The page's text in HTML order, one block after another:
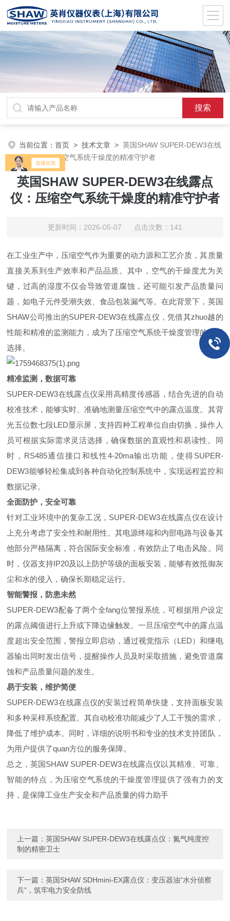
当前位置：首页 >技术文章 >英国SHAW SUPER-DEW3在线
露点仪：压缩空气系统干燥度的精准守护者
英国SHAW SUPER-DEW3在线露点
仪：压缩空气系统干燥度的精准守护者
更新时间：2026-05-07 点击次数：141
在工业生产中，压缩空气作为重要的动力源和工艺介质，其质量
直接关系到生产效率和产品品质。其中，空气的干燥度尤为关
键，过高的湿度不仅会导致管道腐蚀，还可能引发产品质量问
题，如电子元件受潮失效、食品包装漏气等。在此背景下，英国
SHAW公司推出的SUPER-DEW3在线露点仪，凭借其zhuo越的
性能和精准的监测能力，成为了压缩空气系统干燥度管理的理想
选择。
精准监测，数据可靠
SUPER-DEW3在线露点仪采用高精度传感器，结合先进的自动
校准技术，能够实时、准确地测量压缩空气中的露点温度。其背
光五位数七段LED显示屏，支持四种工程单位自由切换，操作人
员可根据实际需求灵活选择，确保数据的直观性和易读性。同
时，RS485通信接口和线性4-20ma输出功能，使得SUPER-
DEW3能够轻松集成到各种自动化控制系统中，实现远程监控和
数据记录。
全面防护，安全可靠
针对工业环境中的复杂工况，SUPER-DEW3在线露点仪在设计
上充分考虑了安全性和耐用性。其电源终端和内部电路与设备其
他部分严格隔离，符合国际安全标准，有效防止了电击风险。同
时，仪器支持IP20及以上防护等级的面板安装，能够有效抵御灰
尘和水的侵入，确保长期稳定运行。
智能警报，防患未然
SUPER-DEW3配备了两个全fang位警报系统，可根据用户设定
的露点阈值进行上升或下降边缘触发。一旦压缩空气中的露点温
度超出安全范围，警报立即启动，通过视觉指示（LED）和继电
器输出同时发出信号，提醒操作人员及时采取措施，避免管道腐
蚀和产品质量问题的发生。
易于安装，维护简便
SUPER-DEW3在线露点仪的安装过程简单快捷，支持面板安装
和多种采样系统配置。其自动校准功能减少了人工干预的需求，
降低了维护成本。同时，详细的说明书和专业的技术支持团队，
为用户提供了quan方位的服务保障。
总之，英国SHAW SUPER-DEW3在线露点仪以其精准、可靠、
智能的特点，为压缩空气系统的干燥度管理提供了强有力的支
持，是保障工业生产安全和产品质量的得力助手
上一篇：英国SHAW SUPER-DEW3在线露点仪：氮气纯度控
制的精密卫士
下一篇：英国SHAW SDHmini-EX露点仪：变压器油“水分侦察
兵”，筑牢电力安全防线